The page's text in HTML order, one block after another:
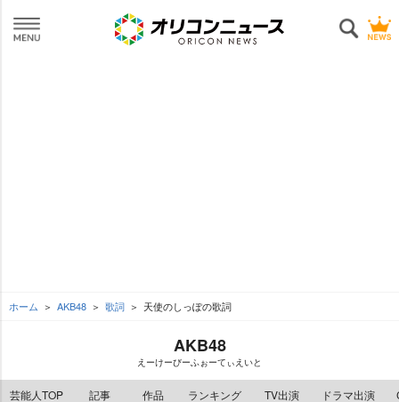
ホーム AKB48 歌詞 天使のしっぽの歌詞
AKB48
えーけーびーふぉーてぃえいと
芸能人TOP 記事 作品 ランキング TV出演 ドラマ出演